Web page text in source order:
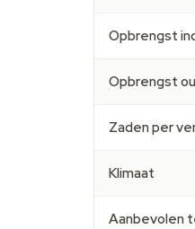
Opbrengst
Opbrengst
Zaden per
Klimaat
Aanbevolen